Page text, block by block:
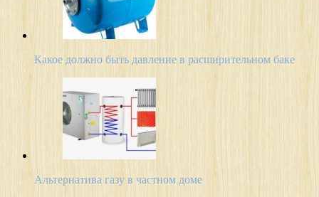
Какое должно быть давление в расширительном баке
Альтернатива газу в частном доме